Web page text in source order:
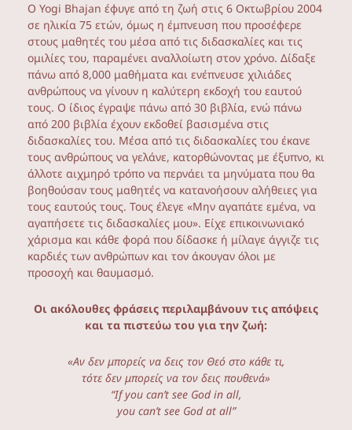
Ο Yogi Bhajan έφυγε από τη ζωή στις 6 Οκτωβρίου 2004
σε ηλικία 75 ετών, όμως η έμπνευση που προσέφερε
στους μαθητές του μέσα από τις διδασκαλίες και τις
ομιλίες του, παραμένει αναλλοίωτη στον χρόνο. Δίδαξε
πάνω από 8,000 μαθήματα και ενέπνευσε χιλιάδες
ανθρώπους να γίνουν η καλύτερη εκδοχή του εαυτού
τους. Ο ίδιος έγραψε πάνω από 30 βιβλία, ενώ πάνω
από 200 βιβλία έχουν εκδοθεί βασισμένα στις
διδασκαλίες του. Μέσα από τις διδασκαλίες του έκανε
τους ανθρώπους να γελάνε, κατορθώνοντας με έξυπνο, κι
άλλοτε αιχμηρό τρόπο να περνάει τα μηνύματα που θα
βοηθούσαν τους μαθητές να κατανοήσουν αλήθειες για
τους εαυτούς τους. Τους έλεγε «Μην αγαπάτε εμένα, να
αγαπήσετε τις διδασκαλίες μου». Είχε επικοινωνιακό
χάρισμα και κάθε φορά που δίδασκε ή μίλαγε άγγιζε τις
καρδιές των ανθρώπων και τον άκουγαν όλοι με
προσοχή και θαυμασμό.
Οι ακόλουθες φράσεις περιλαμβάνουν τις απόψεις
και τα πιστεύω του για την ζωή:
«Αν δεν μπορείς να δεις τον Θεό στο κάθε τι,
τότε δεν μπορείς να τον δεις πουθενά»
“If you can’t see God in all,
you can’t see God at all”